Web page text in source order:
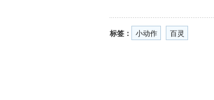
标签： 小动作 百灵